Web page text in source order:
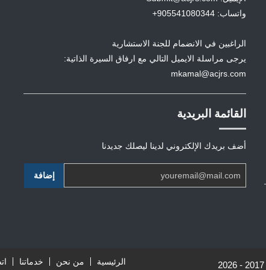
واتساب: 905541080344+
الراغبين في الانضمام للجنة الاستشارية
يرجى مراسلة الايميل التالي مع ارفاق السيرة الذاتية:
mkamal@acjrs.com
القائمة البريدية
أضف بريدك الإلكتروني لدينا ليصلك جديدنا
الرئيسية من نحن خدماتنا